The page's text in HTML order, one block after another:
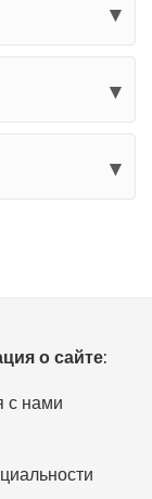
о сайте:
с нами